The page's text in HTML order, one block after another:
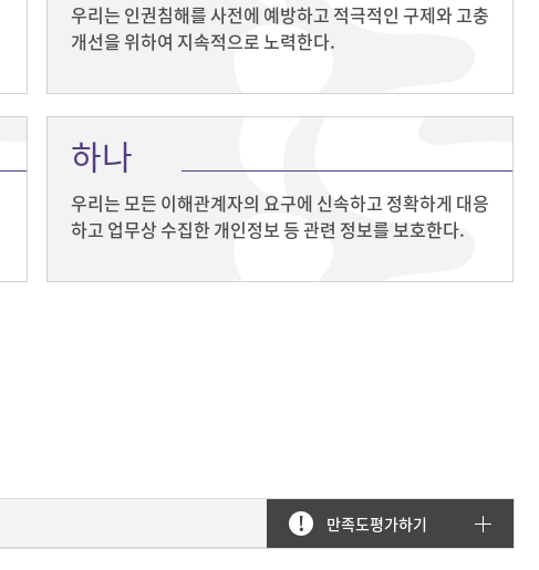
우리는 인권침해를 사전에 예방하고 적극적인 구제와 고충
개선을 위하여 지속적으로 노력한다.
하나
우리는 모든 이해관계자의 요구에 신속하고 정확하게 대응
하고 업무상 수집한 개인정보 등 관련 정보를 보호한다.
만족도평가하기